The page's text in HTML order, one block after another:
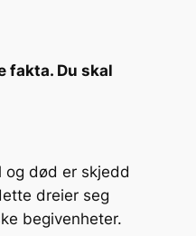
fakta. Du skal
og død er skjedd
dreier seg
begivenheter.